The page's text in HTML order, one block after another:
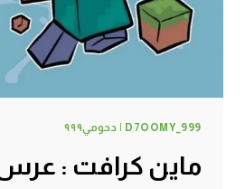
MINECRAFT
:
D7OOMY999
D7OOMY_999 | دحومي٩٩٩
ماين كرافت :